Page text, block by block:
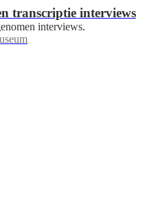
transcriptie interviews
interviews.